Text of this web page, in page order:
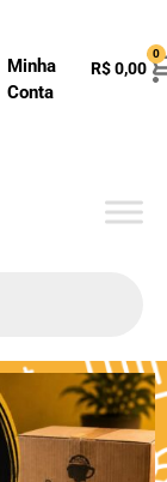
Minha
Conta
R$0,00
0